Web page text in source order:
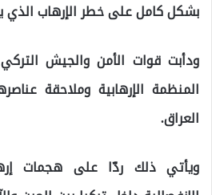
بشكل كامل على خطر الإرهاب الذي
ودأبت قوات الأمن والجيش
المنظمة الإرهابية وملاحقة
العراق.
ويأتي ذلك ردّا على هجمات